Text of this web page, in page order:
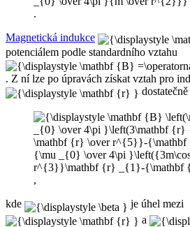
.
Magnetická indukce
potenciálem podle standardního vztahu
. Z ní lze po úpravách získat vztah pro
,
kde
je úhel mezi
a